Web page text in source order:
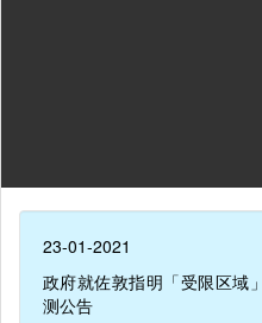
23-01-2021
政府就佐敦指明「受限区域
测公告